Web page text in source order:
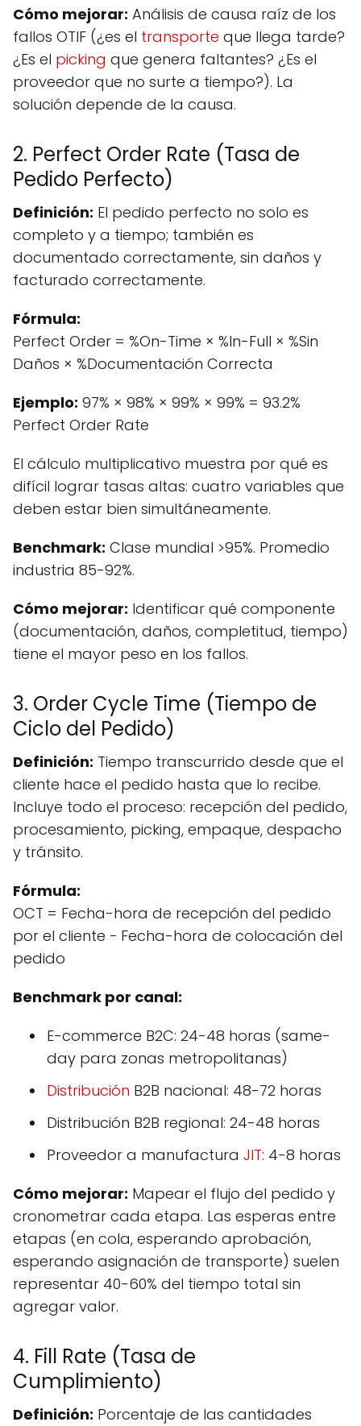
Cómo mejorar: Análisis de causa raíz de los
fallos OTIF (¿es el transporte que llega tarde?
¿Es el picking que genera faltantes? ¿Es el
proveedor que no surte a tiempo?). La
solución depende de la causa.
2. Perfect Order Rate (Tasa de
Pedido Perfecto)
Definición: El pedido perfecto no solo es
completo y a tiempo; también es
documentado correctamente, sin daños y
facturado correctamente.
Fórmula:
Perfect Order = %On-Time × %In-Full × %Sin
Daños × %Documentación Correcta
Ejemplo: 97% × 98% × 99% × 99% = 93.2%
Perfect Order Rate
El cálculo multiplicativo muestra por qué es
difícil lograr tasas altas: cuatro variables que
deben estar bien simultáneamente.
Benchmark: Clase mundial >95%. Promedio
industria 85-92%.
Cómo mejorar: Identificar qué componente
(documentación, daños, completitud, tiempo)
tiene el mayor peso en los fallos.
3. Order Cycle Time (Tiempo de
Ciclo del Pedido)
Definición: Tiempo transcurrido desde que el
cliente hace el pedido hasta que lo recibe.
Incluye todo el proceso: recepción del pedido,
procesamiento, picking, empaque, despacho
y tránsito.
Fórmula:
OCT = Fecha-hora de recepción del pedido
por el cliente − Fecha-hora de colocación del
pedido
Benchmark por canal:
E-commerce B2C: 24-48 horas (same-
day para zonas metropolitanas)
Distribución B2B nacional: 48-72 horas
Distribución B2B regional: 24-48 horas
Proveedor a manufactura JIT: 4-8 horas
Cómo mejorar: Mapear el flujo del pedido y
cronometrar cada etapa. Las esperas entre
etapas (en cola, esperando aprobación,
esperando asignación de transporte) suelen
representar 40-60% del tiempo total sin
agregar valor.
4. Fill Rate (Tasa de
Cumplimiento)
Definición: Porcentaje de las cantidades